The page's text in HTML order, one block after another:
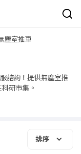
塵室推車
諮詢！提供無塵室推
研市集。
排序